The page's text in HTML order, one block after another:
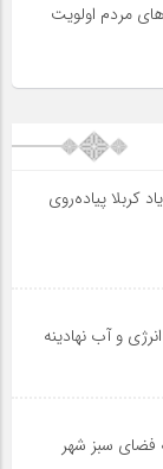
مردم اولویت‌
کربلا پیاده‌روی
و آب نهادینه
سرانه فضای سبز شهر